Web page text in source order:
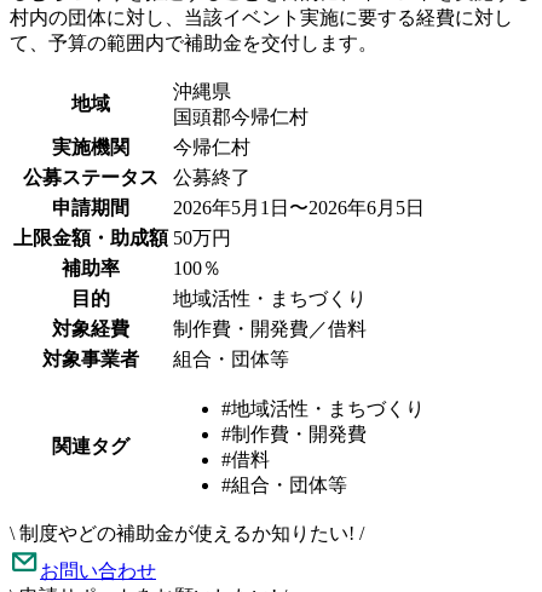
村内の団体に対し、当該イベント実施に要する経費に対し
て、予算の範囲内で補助金を交付します。
地域
沖縄県
国頭郡今帰仁村
実施機関
今帰仁村
公募ステータス
公募終了
申請期間
2026年5月1日〜2026年6月5日
上限金額・助成額 50万円
補助率
100％
目的
地域活性・まちづくり
対象経費
制作費・開発費／借料
対象事業者
組合・団体等
関連タグ
#地域活性・まちづくり
#制作費・開発費
#借料
#組合・団体等
\ 制度やどの補助金が使えるか知りたい! /
お問い合わせ